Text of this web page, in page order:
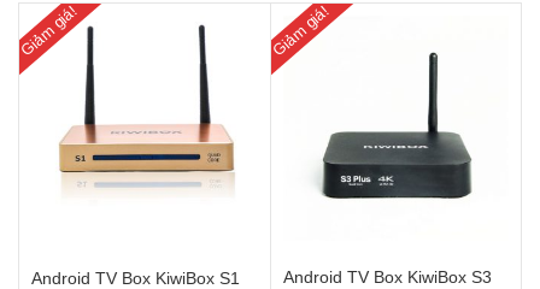
Giảm giá!
Android TV Box KiwiBox S1
Giảm giá!
Android TV Box KiwiBox S3